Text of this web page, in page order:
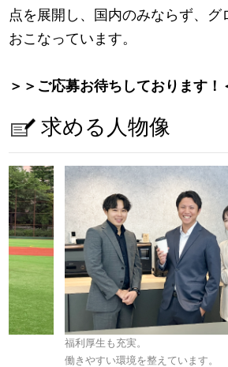
点を展開し、国内のみならず、グ
おこなっています。
＞＞ご応募お待ちしております！
求める人物像
福利厚生も充実。
働きやすい環境を整えています。